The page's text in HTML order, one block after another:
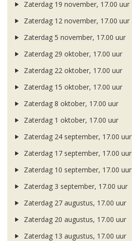
Zaterdag 19 november, 17.00 uur
Zaterdag 12 november, 17.00 uur
Zaterdag 5 november, 17.00 uur
Zaterdag 29 oktober, 17.00 uur
Zaterdag 22 oktober, 17.00 uur
Zaterdag 15 oktober, 17.00 uur
Zaterdag 8 oktober, 17.00 uur
Zaterdag 1 oktober, 17.00 uur
Zaterdag 24 september, 17.00 uur
Zaterdag 17 september, 17.00 uur
Zaterdag 10 september, 17.00 uur
Zaterdag 3 september, 17.00 uur
Zaterdag 27 augustus, 17.00 uur
Zaterdag 20 augustus, 17.00 uur
Zaterdag 13 augustus, 17.00 uur